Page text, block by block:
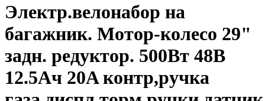
Электр.велонабор на
багажник. Мотор-колесо 29"
задн. редуктор. 500Вт 48В
12.5Ач 20A контр,ручка